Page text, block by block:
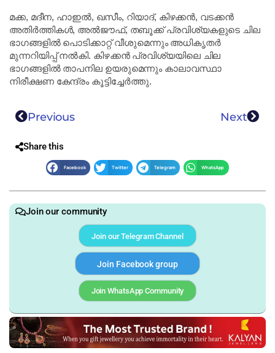
മക്ക, മദീന, ഹാഇൽ, ഖസീം, റിയാദ്, കിഴക്കൻ, വടക്കൻ
അതിർത്തികൾ, അൽജൗഫ്, തബൂക്ക് പ്രവിശ്യകളുടെ ചില
ഭാഗങ്ങളിൽ പൊടിക്കാറ്റ് വീശുമെന്നും അധികൃതർ
മുന്നറിയിപ്പ് നൽകി. കിഴക്കൻ പ്രവിശ്യയിലെ ചില
ഭാഗങ്ങളിൽ താപനില ഉയരുമെന്നും കാലാവസ്ഥാ
നിരീക്ഷണ കേന്ദ്രം കൂട്ടിച്ചേർത്തു.
Previous Next
Share this
Facebook Twitter Telegram WhatsApp
Join our community
Join our Telegram Channel
Join Facebook group
Join WhatsApp Community